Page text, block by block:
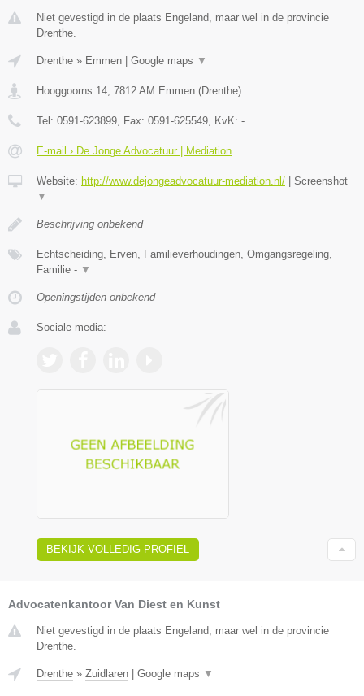
Niet gevestigd in de plaats Engeland, maar wel in de provincie
Drenthe.
Drenthe » Emmen Google maps ▼
Hooggoorns 14, 7812 AM Emmen (Drenthe)
Tel: 0591-623899, Fax: 0591-625549, KvK: -
E-mail › De Jonge Advocatuur | Mediation
Website: http://www.dejongeadvocatuur-mediation.nl/
Screenshot
▼
Beschrijving onbekend
Echtscheiding, Erven, Familieverhoudingen, Omgangsregeling,
Familie - ▼
Openingstijden onbekend
Sociale media:
BEKIJK VOLLEDIG PROFIEL
Advocatenkantoor Van Diest en Kunst
Niet gevestigd in de plaats Engeland, maar wel in de provincie
Drenthe.
Drenthe » Zuidlaren Google maps ▼